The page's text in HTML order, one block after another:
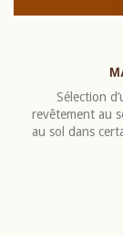
Sélection
revêtement au
au sol dans